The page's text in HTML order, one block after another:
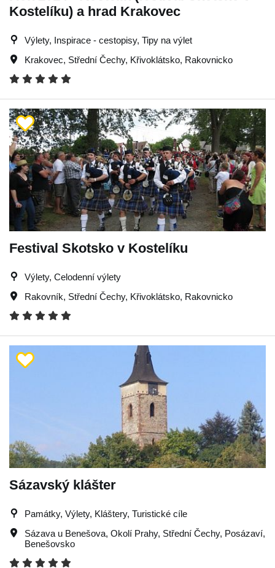
Kostelíku) a hrad Krakovec
Výlety, Inspirace - cestopisy, Tipy na výlet
Krakovec, Střední Čechy, Křivoklátsko, Rakovnicko
Festival Skotsko v Kostelíku
Výlety, Celodenní výlety
Rakovník, Střední Čechy, Křivoklátsko, Rakovnicko
Sázavský klášter
Památky, Výlety, Kláštery, Turistické cíle
Sázava u Benešova, Okolí Prahy, Střední Čechy, Posázaví,
Benešovsko